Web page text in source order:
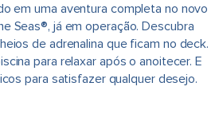
em uma aventura completa no novo
Seas®, já em operação. Descubra
de adrenalina que ficam no deck.
para relaxar após o anoitecer. E
para satisfazer qualquer desejo.